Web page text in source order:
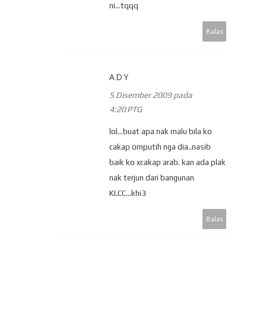
ni...tqqq
Balas
ADY
5 Disember 2009 pada
4:20 PTG
lol...buat apa nak malu bila ko
cakap omputih nga dia..nasib
baik ko xcakap arab. kan ada plak
nak terjun dari bangunan
KLCC...khi3
Balas